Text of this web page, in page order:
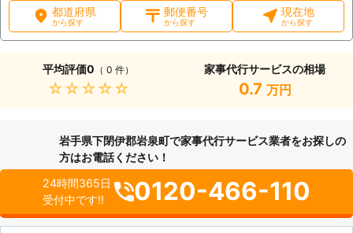
都道府県
から探す
郵便番号
から探す
現在地
から探す
平均評価0 （ 0 件）
★★★★★
家事代行サービスの相場
0.7 万円
岩手県下閉伊郡岩泉町で家事代行サービス業者をお探しの
方はお電話ください！
24時間365日
受付中です!!
0120-466-110